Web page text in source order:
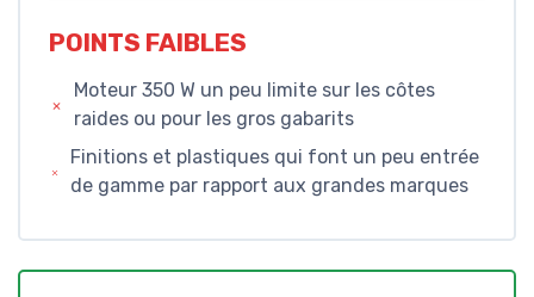
POINTS FAIBLES
Moteur 350 W un peu limite sur les côtes
raides ou pour les gros gabarits
Finitions et plastiques qui font un peu entrée
de gamme par rapport aux grandes marques